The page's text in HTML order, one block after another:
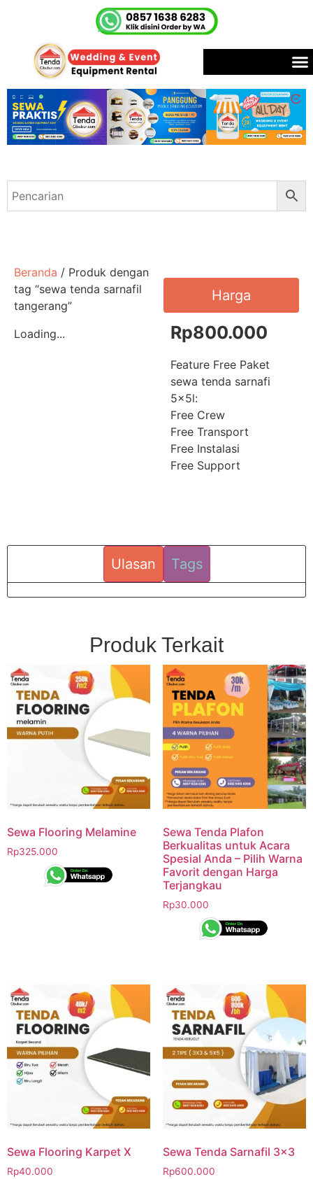
Beranda / Produk dengan
tag “sewa tenda sarnafil
tangerang”
Loading...
Harga
Rp800.000
Feature Free Paket
sewa tenda sarnafi
5x5l:
Free Crew
Free Transport
Free Instalasi
Free Support
Ulasan Tags
Produk Terkait
Sewa Flooring Melamine
Rp325.000
Sewa Tenda Plafon
Berkualitas untuk Acara
Spesial Anda – Pilih Warna
Favorit dengan Harga
Terjangkau
Rp30.000
Sewa Flooring Karpet X
Rp40.000
Sewa Tenda Sarnafil 3×3
Rp600.000